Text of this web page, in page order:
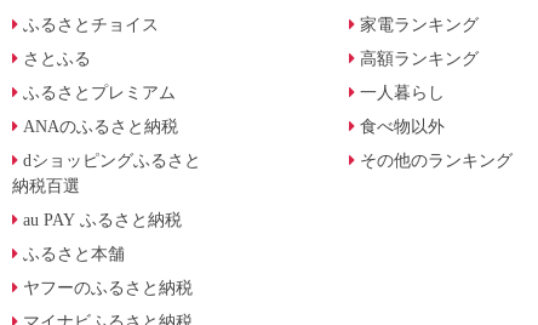
ふるさとチョイス
さとふる
ふるさとプレミアム
ANAのふるさと納税
dショッピングふるさと
納税百選
au PAY ふるさと納税
ふるさと本舗
ヤフーのふるさと納税
マイナビふるさと納税
家電ランキング
高額ランキング
一人暮らし
食べ物以外
その他のランキング